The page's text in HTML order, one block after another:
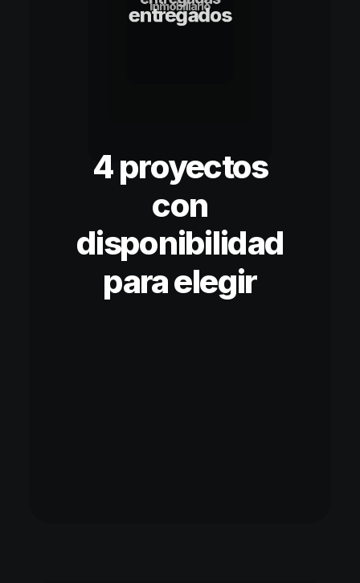
inmobiliario
entregados
4 proyectos
con
disponibilidad
para elegir